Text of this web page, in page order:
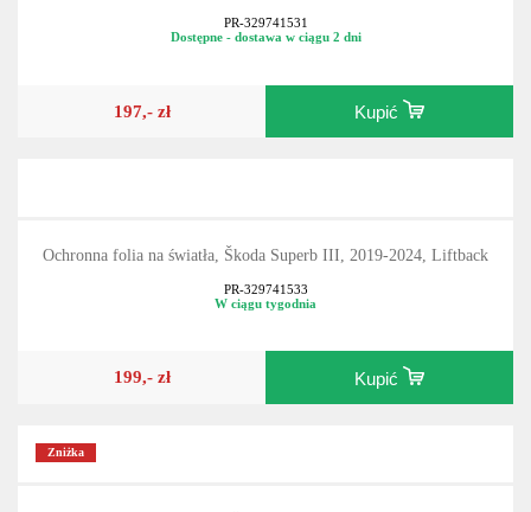
PR-329741531
Dostępne - dostawa w ciągu 2 dni
197,- zł Kupić
Ochronna folia na światła, Škoda Superb III, 2019-2024, Liftback
PR-329741533
W ciągu tygodnia
199,- zł Kupić
Zniżka